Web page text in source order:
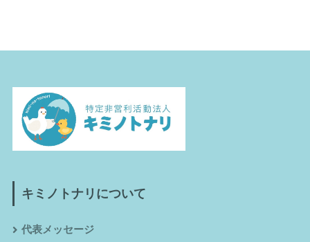
キミノトナリについて
代表メッセージ